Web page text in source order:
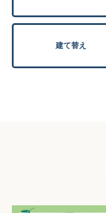
建て替え